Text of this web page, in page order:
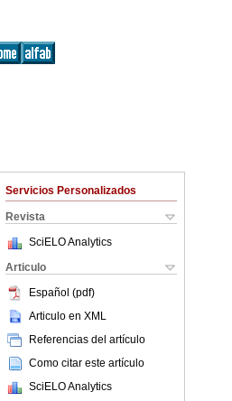
Servicios Personalizados
Revista
SciELO Analytics
Articulo
Español (pdf)
Articulo en XML
Referencias del artículo
Como citar este artículo
SciELO Analytics